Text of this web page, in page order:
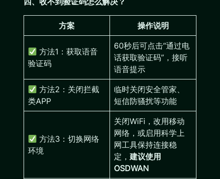
方案 操作说明
方法1：获取语音
验证码
60秒后可点击“通过电
话获取验证码”，接听
语音提示
方法2：关闭拦截
类APP
临时关闭安全管家、
短信防骚扰等功能
方法3：切换网络
环境
关闭WiFi，改用移动
网络，或启用科学上
网工具保持连接稳
定， 建议使用
OSDWAN